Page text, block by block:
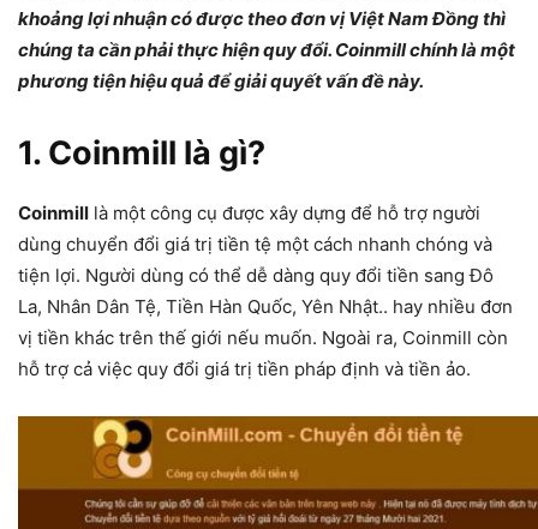
khoảng lợi nhuận có được theo đơn vị Việt Nam Đồng thì
chúng ta cần phải thực hiện quy đổi. Coinmill chính là một
phương tiện hiệu quả để giải quyết vấn đề này.
1. Coinmill là gì?
Coinmill là một công cụ được xây dựng để hỗ trợ người
dùng chuyển đổi giá trị tiền tệ một cách nhanh chóng và
tiện lợi. Người dùng có thể dễ dàng quy đổi tiền sang Đô
La, Nhân Dân Tệ, Tiền Hàn Quốc, Yên Nhật.. hay nhiều đơn
vị tiền khác trên thế giới nếu muốn. Ngoài ra, Coinmill còn
hỗ trợ cả việc quy đổi giá trị tiền pháp định và tiền ảo.